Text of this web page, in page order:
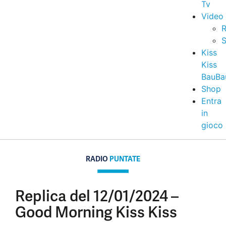
Tv
Video
Kiss
Kiss
Shop
Entra
in
gioco
RADIO PUNTATE
Replica del 12/01/2024 –
Good Morning Kiss Kiss